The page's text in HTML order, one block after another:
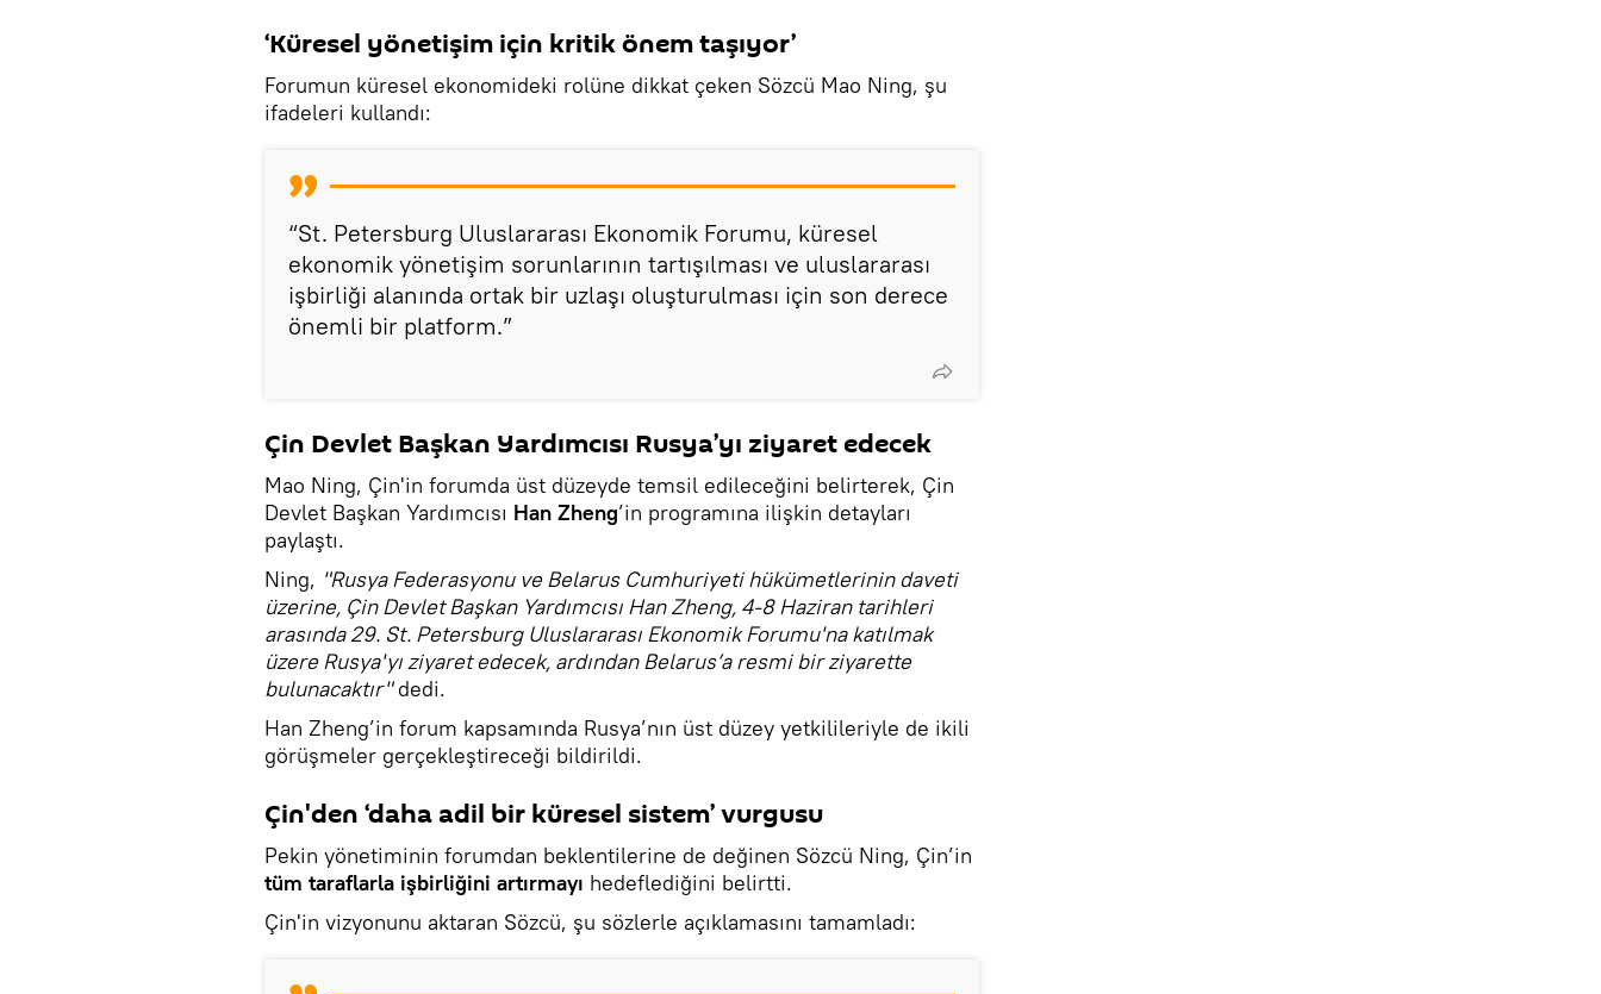
‘Küresel yönetişim için kritik önem taşıyor’
Forumun küresel ekonomideki rolüne dikkat çeken Sözcü Mao Ning, şu
ifadeleri kullandı:
“St. Petersburg Uluslararası Ekonomik Forumu, küresel
ekonomik yönetişim sorunlarının tartışılması ve uluslararası
işbirliği alanında ortak bir uzlaşı oluşturulması için son derece
önemli bir platform.”
Çin Devlet Başkan Yardımcısı Rusya’yı ziyaret edecek
Mao Ning, Çin'in forumda üst düzeyde temsil edileceğini belirterek, Çin
Devlet Başkan Yardımcısı Han Zheng’in programına ilişkin detayları
paylaştı.
Ning, "Rusya Federasyonu ve Belarus Cumhuriyeti hükümetlerinin daveti
üzerine, Çin Devlet Başkan Yardımcısı Han Zheng, 4-8 Haziran tarihleri
arasında 29. St. Petersburg Uluslararası Ekonomik Forumu'na katılmak
üzere Rusya'yı ziyaret edecek, ardından Belarus’a resmi bir ziyarette
bulunacaktır"dedi.
Han Zheng’in forum kapsamında Rusya’nın üst düzey yetkilileriyle de ikili
görüşmeler gerçekleştireceği bildirildi.
Çin'den ‘daha adil bir küresel sistem’ vurgusu
Pekin yönetiminin forumdan beklentilerine de değinen Sözcü Ning, Çin’in
tüm taraflarla işbirliğini artırmayı hedeflediğini belirtti.
Çin'in vizyonunu aktaran Sözcü, şu sözlerle açıklamasını tamamladı: